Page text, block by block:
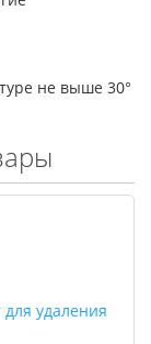
не выше 30°
удаления